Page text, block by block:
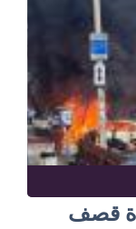
قصف